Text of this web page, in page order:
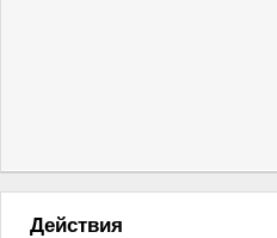
Действия